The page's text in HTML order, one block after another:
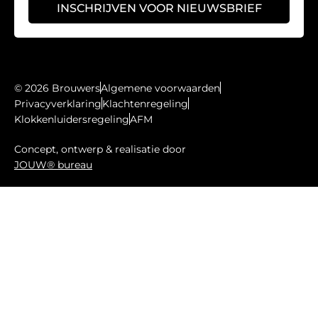
INSCHRIJVEN VOOR NIEUWSBRIEF
© 2026 BrouwersAlgemene voorwaarden
PrivacyverklaringKlachtenregeling
KlokkenluidersregelingAFM
Concept, ontwerp & realisatie door
JOUW® bureau